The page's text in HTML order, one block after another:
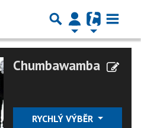
Chumbawamba
RYCHLÝ VÝBĚR